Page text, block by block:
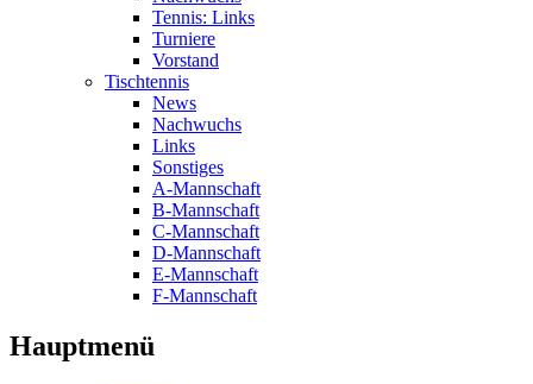
Tennis: Links
Turniere
Vorstand
Tischtennis
News
Nachwuchs
Links
Sonstiges
A-Mannschaft
B-Mannschaft
C-Mannschaft
D-Mannschaft
E-Mannschaft
F-Mannschaft
Hauptmenü